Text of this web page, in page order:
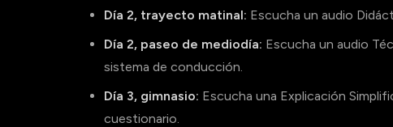
Día 2, trayecto matinal: Escucha un audio
Día 2, paseo de mediodía: Escucha un audio
sistema de conducción.
Día 3, gimnasio: Escucha una Explicación
cuestionario.